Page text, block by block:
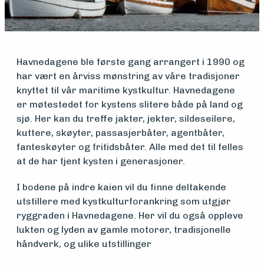
Søk
om
midler
Vern,
vedlikehold
og drift
Om
foreningen
Havnedagene ble første gang arrangert i 1990 og
har vært en årviss mønstring av våre tradisjoner
knyttet til vår maritime kystkultur. Havnedagene
er møtestedet for kystens slitere både på land og
sjø. Her kan du treffe jakter, jekter, sildeseilere,
kuttere, skøyter, passasjerbåter, agentbåter,
fanteskøyter og fritidsbåter. Alle med det til felles
at de har tjent kysten i generasjoner.
I bodene på indre kaien vil du finne deltakende
utstillere med kystkulturforankring som utgjør
ryggraden i Havnedagene. Her vil du også oppleve
lukten og lyden av gamle motorer, tradisjonelle
håndverk, og ulike utstillinger